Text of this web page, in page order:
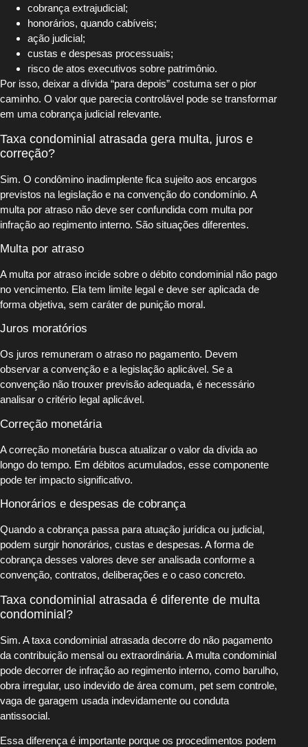
cobrança extrajudicial;
honorários, quando cabíveis;
ação judicial;
custas e despesas processuais;
risco de atos executivos sobre patrimônio.
Por isso, deixar a dívida “para depois” costuma ser o pior
caminho. O valor que parecia controlável pode se transformar
em uma cobrança judicial relevante.
Taxa condominial atrasada gera multa, juros e
correção?
Sim. O condômino inadimplente fica sujeito aos encargos
previstos na legislação e na convenção do condomínio. A
multa por atraso não deve ser confundida com multa por
infração ao regimento interno. São situações diferentes.
Multa por atraso
A multa por atraso incide sobre o débito condominial não pago
no vencimento. Ela tem limite legal e deve ser aplicada de
forma objetiva, sem caráter de punição moral.
Juros moratórios
Os juros remuneram o atraso no pagamento. Devem
observar a convenção e a legislação aplicável. Se a
convenção não trouxer previsão adequada, é necessário
analisar o critério legal aplicável.
Correção monetária
A correção monetária busca atualizar o valor da dívida ao
longo do tempo. Em débitos acumulados, esse componente
pode ter impacto significativo.
Honorários e despesas de cobrança
Quando a cobrança passa para atuação jurídica ou judicial,
podem surgir honorários, custas e despesas. A forma de
cobrança desses valores deve ser analisada conforme a
convenção, contratos, deliberações e o caso concreto.
Taxa condominial atrasada é diferente de multa
condominial?
Sim. A taxa condominial atrasada decorre do não pagamento
da contribuição mensal ou extraordinária. A multa condominial
pode decorrer de infração ao regimento interno, como barulho,
obra irregular, uso indevido de área comum, pet sem controle,
vaga de garagem usada indevidamente ou conduta
antissocial.
Essa diferença é importante porque os procedimentos podem